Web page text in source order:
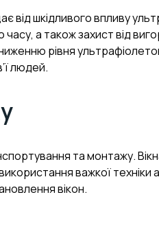
від шкідливого впливу
а також захист від
рівня
людей.
та монтажу.
важкої
вікон.